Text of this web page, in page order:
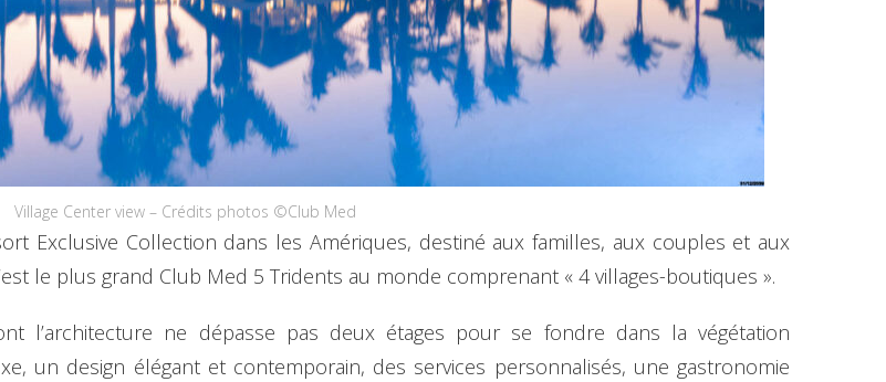
Village Center view – Crédits photos ©Club Med
Exclusive Collection dans les Amériques, destiné aux familles, aux couples et aux
le plus grand Club Med 5 Tridents au monde comprenant « 4 villages-boutiques ».
l’architecture ne dépasse pas deux étages pour se fondre dans la végétation
un design élégant et contemporain, des services personnalisés, une gastronomie